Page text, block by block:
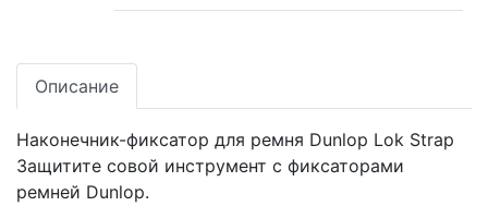
Описание
Наконечник-фиксатор для ремня Dunlop Lok Strap
Защитите совой инструмент с фиксаторами
ремней Dunlop.